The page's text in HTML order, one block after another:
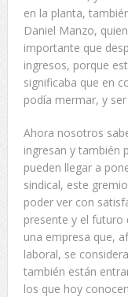
en la planta,
Daniel Manzo,
importante que
ingresos, porque
significaba que en
podía mermar, y
Ahora nosotros
ingresan y también
pueden llegar a
sindical, este
poder ver con
presente y el futuro
una empresa que,
laboral, se
también están
los que hoy